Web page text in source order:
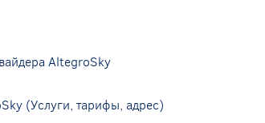
AltegroSky
(Услуги, тарифы, адрес)